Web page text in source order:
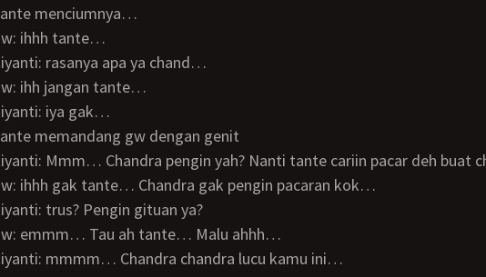
Tante menciumnya…
Gw: ihhh tante…
Riyanti: rasanya apa ya chand…
Gw: ihh jangan tante…
Riyanti: iya gak…
Tante memandang gw dengan genit
Riyanti: Mmm… Chandra pengin yah? Nanti tante cariin pacar deh buat
Gw: ihhh gak tante… Chandra gak pengin pacaran kok…
Riyanti: trus? Pengin gituan ya?
Gw: emmm… Tau ah tante… Malu ahhh…
Riyanti: mmmm… Chandra chandra lucu kamu ini…